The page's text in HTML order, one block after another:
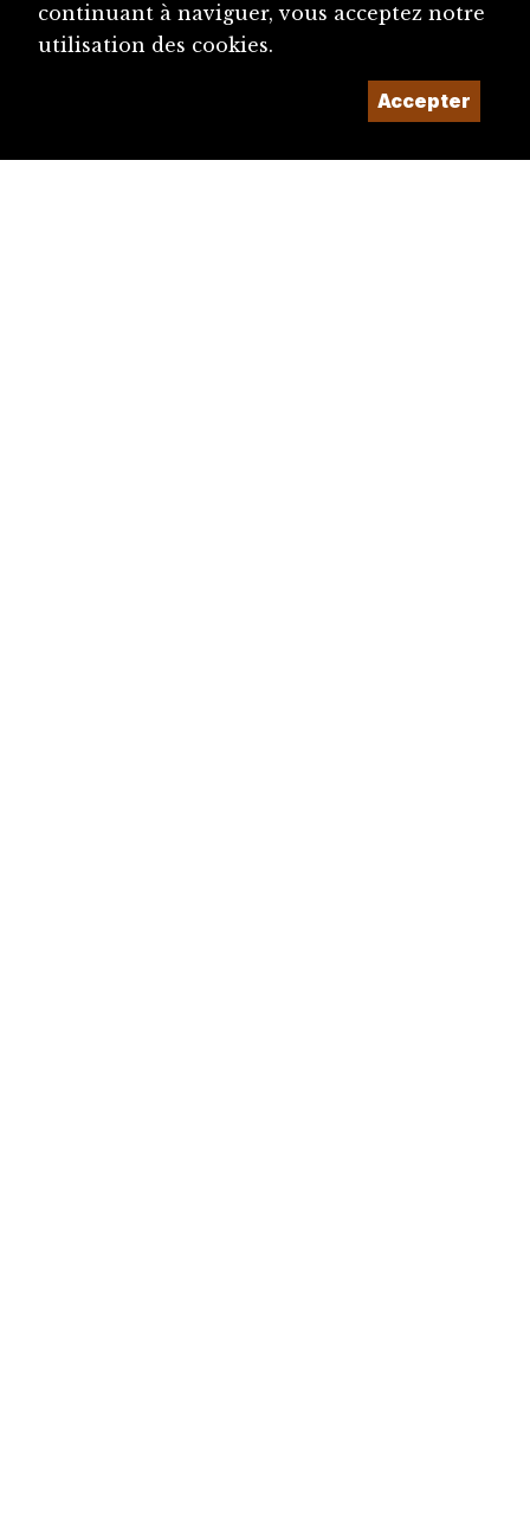
continuant à naviguer, vous acceptez notre
utilisation des cookies.
Accepter